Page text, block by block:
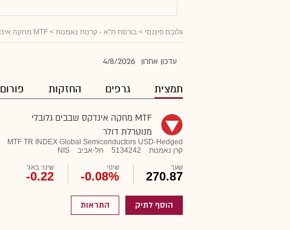
גלובס פיננסי > בורסת ת"א - קרנות נאמנות > MTF מחקה אינדקס שבבים גלובלי מנוטרלת דולר
עדכון אחרון 4/8/2026
תמצית גרפים החזקות פורום
MTF מחקה אינדקס שבבים גלובלי
מנוטרלת דולר
MTF TR INDEX Global Semiconductors USD-Hedged
קרן נאמנות
5134242 תל-אביב NIS
שער
270.87
שינוי
-0.08%
שינוי באג'
-0.22
הוסף לתיק התראות